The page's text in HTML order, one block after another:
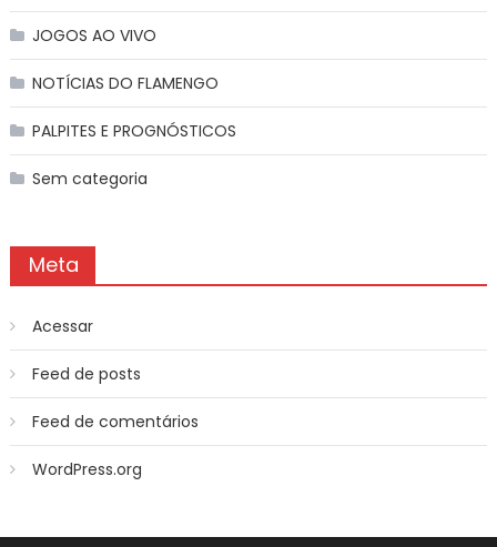
JOGOS AO VIVO
NOTÍCIAS DO FLAMENGO
PALPITES E PROGNÓSTICOS
Sem categoria
Meta
Acessar
Feed de posts
Feed de comentários
WordPress.org